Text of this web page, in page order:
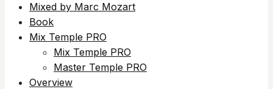
Mixed by Marc Mozart
Book
Mix Temple PRO
Mix Temple PRO
Master Temple PRO
Overview